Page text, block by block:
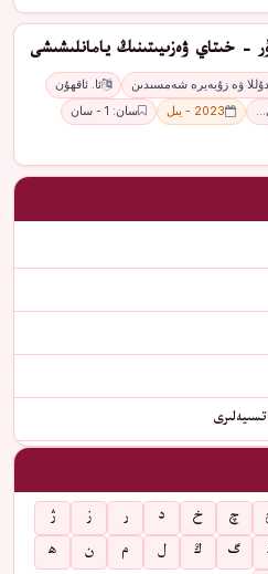
- خىتاي ۋەزىيىتىنىڭ يامانلىشىشى
ۋە زۇبەيرە شەمسىدىن
ئا. ئاقھۇن
2023 - يىل
سان: 1 - سان
چ خ د ر ز
ژ
گ ڭ ل م ن
ھ